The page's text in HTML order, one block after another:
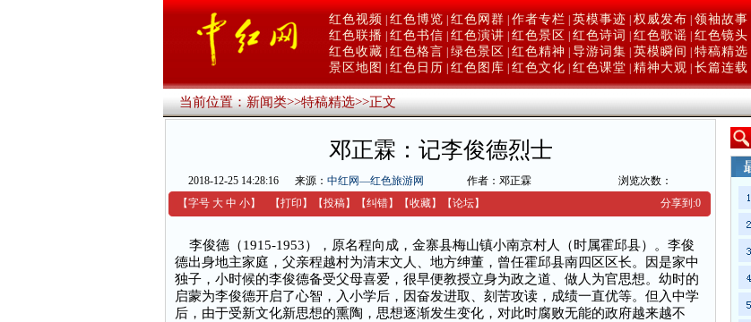
红色视频 红色博览 红色网群 作者专栏 英模事迹 权威发布 领袖故事
红色联播 红色书信 红色演讲 红色景区 红色诗词 红色歌谣 红色镜头
红色收藏 红色格言 绿色景区 红色精神 导游词集 英模瞬间 特稿精选
景区地图
红色日历 红色图库 红色文化 红色课堂 精神大观 长篇连载
当前位置：新闻类>>特稿精选>>正文
邓正霖：记李俊德烈士
2018-12-25 14:28:16 来源： 中红网—红色旅游网 作者：邓正霖
浏览次数：
【字号 大 中 小】 【打印 】 【投稿】 【纠错】 【收藏】 【论坛】 分享到:0
李俊德（1915-1953），原名程向成，金寨县梅山镇小南京村人（时属霍邱县）。李俊
德出身地主家庭，父亲程越村为清末文人、地方绅董，曾任霍邱县南四区区长。因是家中
独子，小时候的李俊德备受父母喜爱，很早便教授立身为政之道、做人为官思想。幼时的
启蒙为李俊德开启了心智，入小学后，因奋发进取、刻苦攻读，成绩一直优等。但入中学
后，由于受新文化新思想的熏陶，思想逐渐发生变化，对此时腐败无能的政府越来越不